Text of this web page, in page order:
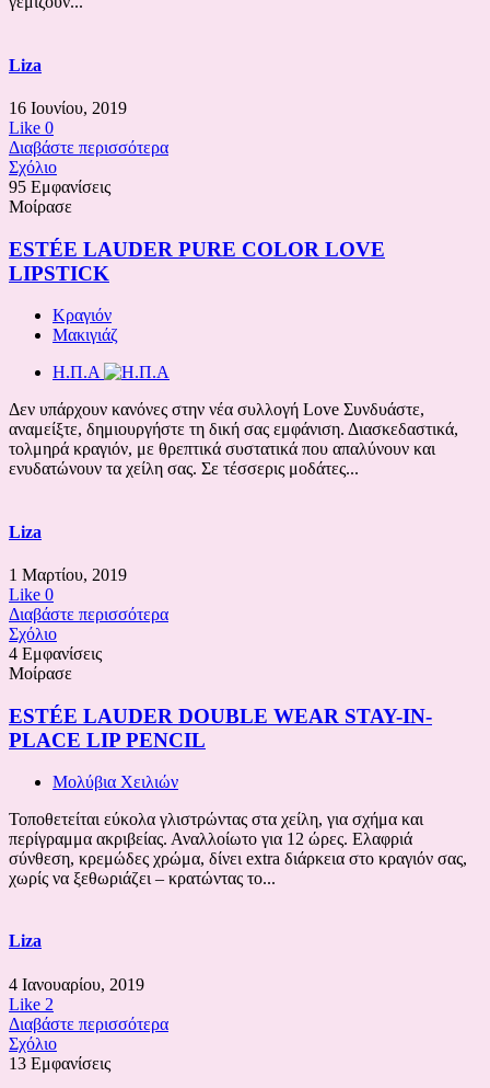
Liza
16 Ιουνίου, 2019
Like 0
Διαβάστε περισσότερα
Σχόλιο
95 Εμφανίσεις
Μοίρασε
ESTÉE LAUDER PURE COLOR LOVE
LIPSTICK
Κραγιόν
Μακιγιάζ
Η.Π.Α
Δεν υπάρχουν κανόνες στην νέα συλλογή Love Συνδυάστε,
αναμείξτε, δημιουργήστε τη δική σας εμφάνιση. Διασκεδαστικά,
τολμηρά κραγιόν, με θρεπτικά συστατικά που απαλύνουν και
ενυδατώνουν τα χείλη σας. Σε τέσσερις μοδάτες...
Liza
1 Μαρτίου, 2019
Like 0
Διαβάστε περισσότερα
Σχόλιο
4 Εμφανίσεις
Μοίρασε
ESTÉE LAUDER DOUBLE WEAR STAY-IN-
PLACE LIP PENCIL
Μολύβια Χειλιών
Τοποθετείται εύκολα γλιστρώντας στα χείλη, για σχήμα και
περίγραμμα ακριβείας. Αναλλοίωτο για 12 ώρες. Ελαφριά
σύνθεση, κρεμώδες χρώμα, δίνει extra διάρκεια στο κραγιόν σας,
χωρίς να ξεθωριάζει – κρατώντας το...
Liza
4 Ιανουαρίου, 2019
Like 2
Διαβάστε περισσότερα
Σχόλιο
13 Εμφανίσεις